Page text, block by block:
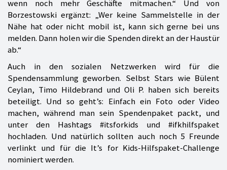
wenn noch mehr Geschäfte mitmachen.“ Und von
Borzestowski ergänzt: „Wer keine Sammelstelle in der
Nähe hat oder nicht mobil ist, kann sich gerne bei uns
melden. Dann holen wir die Spenden direkt an der Haustür
ab.“
Auch in den sozialen Netzwerken wird für die
Spendensammlung geworben. Selbst Stars wie Bülent
Ceylan, Timo Hildebrand und Oli P. haben sich bereits
beteiligt. Und so geht’s: Einfach ein Foto oder Video
machen, während man sein Spendenpaket packt, und
unter den Hashtags #itsforkids und #ifkhilfspaket
hochladen. Und natürlich sollten auch noch 5 Freunde
verlinkt und für die It’s for Kids-Hilfspaket-Challenge
nominiert werden.